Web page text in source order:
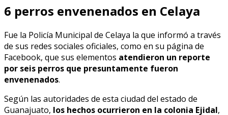
6 perros envenenados en Celaya
Fue la Policía Municipal de Celaya la que informó a través
de sus redes sociales oficiales, como en su página de
Facebook, que sus elementos atendieron un reporte
por seis perros que presuntamente fueron
envenenados.
Según las autoridades de esta ciudad del estado de
Guanajuato, los hechos ocurrieron en la colonia Ejidal,